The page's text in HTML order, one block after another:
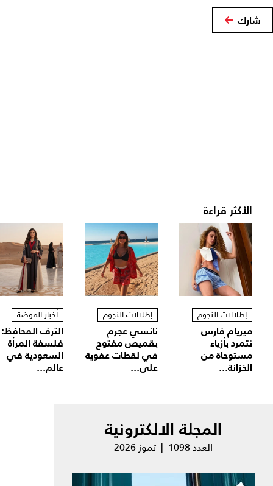
شارك
الأكثر قراءة
إطلالات النجوم
ميريام فارس
تتمرد بأزياء
مستوحاة من
الخزانة...
إطلالات النجوم
نانسي عجرم
بقميص مفتوح
في لقطات عفوية
على...
أخبار الموضة
الترف المحافظ:
فلسفة المرأة
السعودية في
عالم...
المجلة الالكترونية
العدد 1098 | تموز 2026